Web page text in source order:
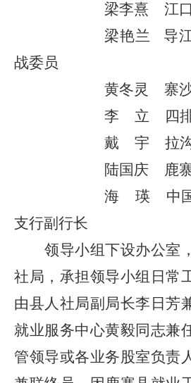
梁李熹
江
梁艳兰
导
战委员
黄冬灵
寨
李
立
四
戴
宇
拉
陆国庆
鹿
海
瑛
中
支行副行长
领导小组下设办公室
社局，承担领导小组日常
由县人社局副局长李日芳
就业服务中心黄毅 同志兼
管领导或各业务股室负责